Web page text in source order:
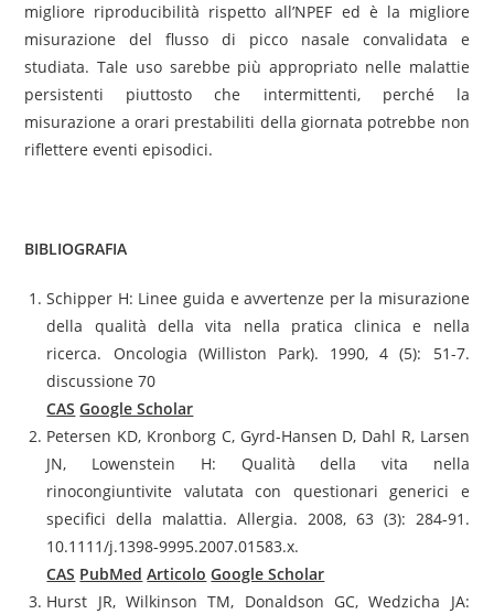
migliore riproducibilità rispetto all’NPEF ed è la migliore
misurazione del flusso di picco nasale convalidata e
studiata. Tale uso sarebbe più appropriato nelle malattie
persistenti piuttosto che intermittenti, perché la
misurazione a orari prestabiliti della giornata potrebbe non
riflettere eventi episodici.
BIBLIOGRAFIA
Schipper H: Linee guida e avvertenze per la misurazione
della qualità della vita nella pratica clinica e nella
ricerca. Oncologia (Williston Park). 1990, 4 (5): 51-7.
discussione 70
CAS Google Scholar
Petersen KD, Kronborg C, Gyrd-Hansen D, Dahl R, Larsen
JN, Lowenstein H: Qualità della vita nella
rinocongiuntivite valutata con questionari generici e
specifici della malattia. Allergia. 2008, 63 (3): 284-91.
10.1111/j.1398-9995.2007.01583.x.
CAS PubMed Articolo Google Scholar
Hurst JR, Wilkinson TM, Donaldson GC, Wedzicha JA: